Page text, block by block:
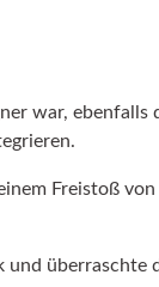
war, ebenfalls
Freistoß
überraschte